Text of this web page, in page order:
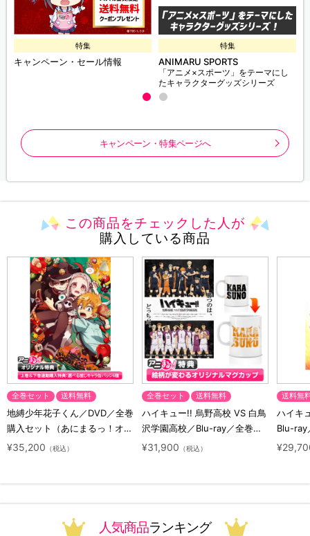
特集
キャンペーン・セール情報
特集
ANIMARU SPORTS
「アニメ×スポーツ」をテーマにし
たキャラクターグッズシリーズ
キャンペーン・特集ページへ
この商品をチェックした人が
購入している商品
全巻セット 送料無料
地縛少年花子くん／DVD／全巻
購入セット（あにまるっ！オリ
ジナル特典付き・送料無料）
¥35,200 （税込）
全巻セット 送料無料
ハイキュー!! 烏野高校 VS 白鳥
沢学園高校／Blu-ray／全巻セ
ット（初回生産限定・アニまる
¥31,900 （税込）
送料無
ハイキ
Blu-ray
ト（初
人気商品ランキング